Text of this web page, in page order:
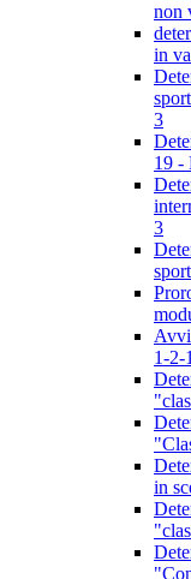
non
in
3
19 -
3
1-2-
in